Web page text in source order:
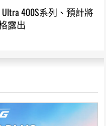
Ultra 400S系列、預計將
露出